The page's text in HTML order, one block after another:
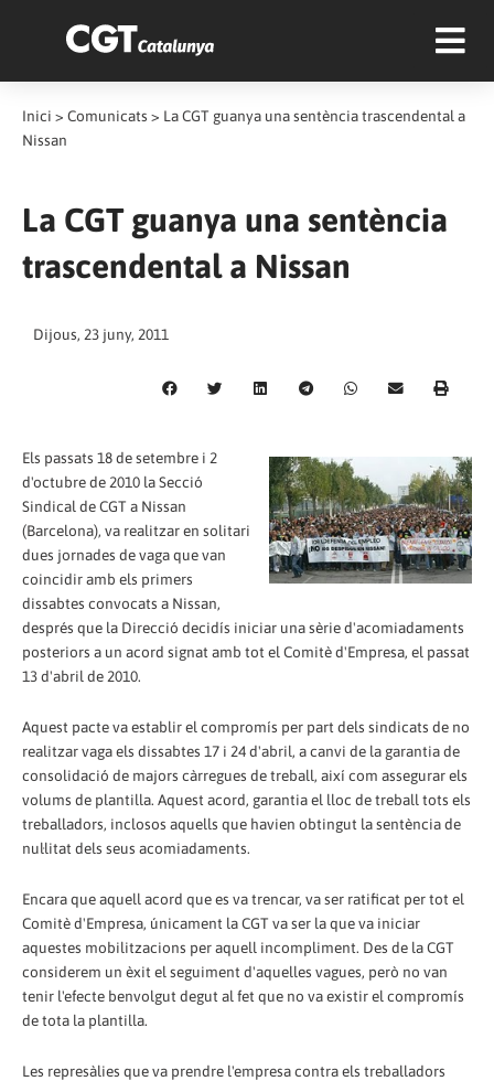
Inici > Comunicats > La CGT guanya una sentència trascendental a
Nissan
La CGT guanya una sentència
trascendental a Nissan
Dijous, 23 juny, 2011
Els passats 18 de setembre i 2
d'octubre de 2010 la Secció
Sindical de CGT a Nissan
(Barcelona), va realitzar en solitari
dues jornades de vaga que van
coincidir amb els primers
dissabtes convocats a Nissan,
després que la Direcció decidís iniciar una sèrie d'acomiadaments
posteriors a un acord signat amb tot el Comitè d'Empresa, el passat
13 d'abril de 2010.
Aquest pacte va establir el compromís per part dels sindicats de no
realitzar vaga els dissabtes 17 i 24 d'abril, a canvi de la garantia de
consolidació de majors càrregues de treball, així com assegurar els
volums de plantilla. Aquest acord, garantia el lloc de treball tots els
treballadors, inclosos aquells que havien obtingut la sentència de
nul·litat dels seus acomiadaments.
Encara que aquell acord que es va trencar, va ser ratificat per tot el
Comitè d'Empresa, únicament la CGT va ser la que va iniciar
aquestes mobilitzacions per aquell incompliment. Des de la CGT
considerem un èxit el seguiment d'aquelles vagues, però no van
tenir l'efecte benvolgut degut al fet que no va existir el compromís
de tota la plantilla.
Les represàlies que va prendre l'empresa contra els treballadors